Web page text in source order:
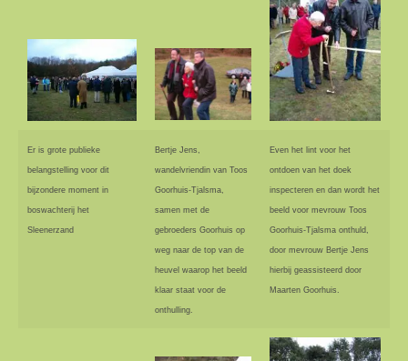
Er is grote publieke
belangstelling voor dit
bijzondere moment in
boswachterij het
Sleenerzand
Bertje Jens,
wandelvriendin van Toos
Goorhuis-Tjalsma,
samen met de
gebroeders Goorhuis op
weg naar de top van de
heuvel waarop het beeld
klaar staat voor de
onthulling.
Even het lint voor het
ontdoen van het doek
inspecteren en dan wordt het
beeld voor mevrouw Toos
Goorhuis-Tjalsma onthuld,
door mevrouw Bertje Jens
hierbij geassisteerd door
Maarten Goorhuis.